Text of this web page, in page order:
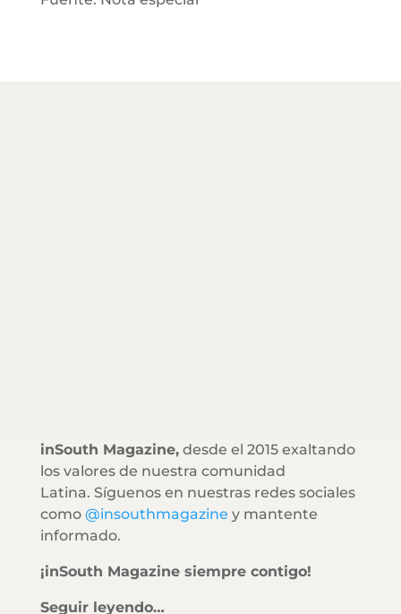
inSouth Magazine,desde el 2015 exaltando
los valores de nuestra comunidad
Latina. Síguenos en nuestras redes sociales
como @insouthmagazine y mantente
informado.
¡inSouth Magazine siempre contigo!
Seguir leyendo…